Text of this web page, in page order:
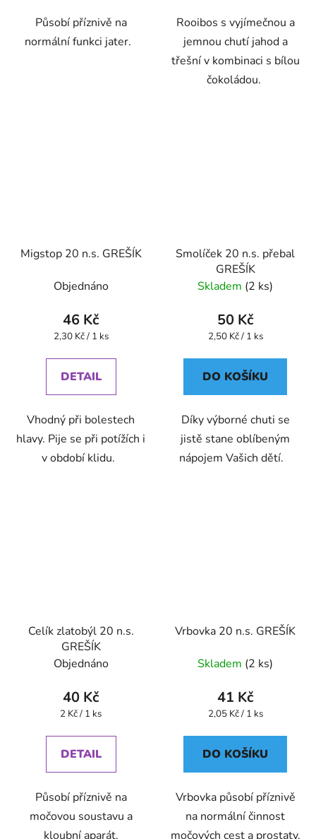
Působí příznivě na
normální funkci jater.
Rooibos s vyjímečnou a
jemnou chutí jahod a
třešní v kombinaci s bílou
čokoládou.
Migstop 20 n.s. GREŠÍK
Objednáno
46 Kč
Měrná
2,30 Kč / 1 ks
DETAIL
Vhodný při bolestech
hlavy. Pije se při potížích i
v období klidu.
Smolíček 20 n.s. přebal
GREŠÍK
Skladem (2 ks)
50 Kč
Měrná
2,50 Kč / 1 ks
DO KOŠÍKU
Díky výborné chuti se
jistě stane oblíbeným
nápojem Vašich dětí.
Celík zlatobýl 20 n.s.
GREŠÍK
Objednáno
40 Kč
Měrná
2 Kč / 1 ks
DETAIL
Působí příznivě na
močovou soustavu a
kloubní aparát.
Vrbovka 20 n.s. GREŠÍK
Skladem (2 ks)
41 Kč
Měrná
2,05 Kč / 1 ks
DO KOŠÍKU
Vrbovka působí příznivě
na normální činnost
močových cest a prostaty.